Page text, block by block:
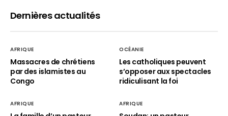
Dernières actualités
AFRIQUE
Massacres de chrétiens
par des islamistes au
Congo
OCÉANIE
Les catholiques peuvent
s’opposer aux spectacles
ridiculisant la foi
AFRIQUE AFRIQUE